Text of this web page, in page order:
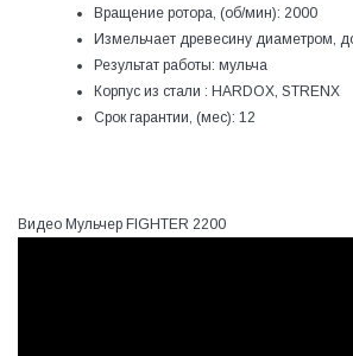
Вращение ротора, (об/мин): 2000
Измельчает древесину диаметром,
Результат работы: мульча
Корпус из стали : HARDOX, STRENX
Срок гарантии, (мес): 12
Видео Мульчер FIGHTER 2200